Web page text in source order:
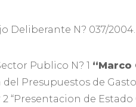
Deliberante N? 037/2004.
Publico N? 1 “Marco
Presupuestos de
“Presentacion de